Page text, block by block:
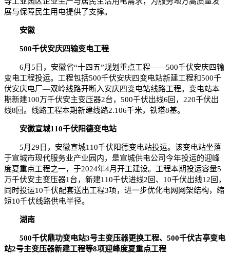
展与保障民生用电提供了支撑。
安徽
500千伏安庆四输变电工程
6月5日，安徽省“十四五”规划重点工程——500千伏安庆四输
变电工程投运。工程包括500千伏安庆四变电站新建工程和500千
伏安庆电厂—双岭线路开断入安庆四变电站线路工程。变电站本
期新建100万千伏安主变压器2台，500千伏出线6回，220千伏出
线8回。线路工程本期新建线路2.106千米，铁塔8基。
安徽宣城110千伏阳德变电站
5月29日，安徽宣城110千伏阳德变电站投运。该变电站坐落
于宣城市现代服务业产业园内，是宣城供电公司今年投运的迎峰
度夏重点工程之一，于2024年4月开工建设。工程本期投运容量5
万千伏安主变压器1台，新建110千伏进线2回、10千伏出线12回，
同时投运10千伏配套送出工程3项，进一步优化电网网架结构，缩
短10千伏线路供电半径。
湖南
500千伏鼎功变电站3号主变压器更换工程、500千伏古亭变电
站2号主变压器新建工程等8项迎峰度夏重点工程